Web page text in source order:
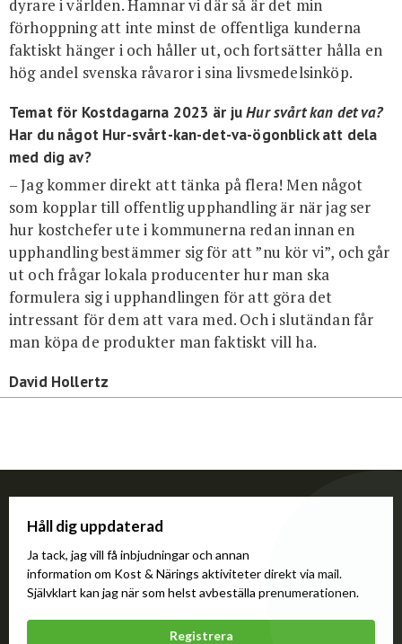
dyrare i världen. Hamnar vi där så är det min
förhoppning att inte minst de offentliga kunderna
faktiskt hänger i och håller ut, och fortsätter hålla en
hög andel svenska råvaror i sina livsmedelsinköp.
Temat för Kostdagarna 2023 är juHur svårt kan det va?
Har du något Hur-svårt-kan-det-va-ögonblick att dela
med dig av?
– Jag kommer direkt att tänka på flera! Men något
som kopplar till offentlig upphandling är när jag ser
hur kostchefer ute i kommunerna redan innan en
upphandling bestämmer sig för att ”nu kör vi”, och går
ut och frågar lokala producenter hur man ska
formulera sig i upphandlingen för att göra det
intressant för dem att vara med. Och i slutändan får
man köpa de produkter man faktiskt vill ha.
David Hollertz
Håll dig uppdaterad
Ja tack, jag vill få inbjudningar och annan
information om Kost & Närings aktiviteter direkt via mail.
Självklart kan jag när som helst avbeställa prenumerationen.
Registrera